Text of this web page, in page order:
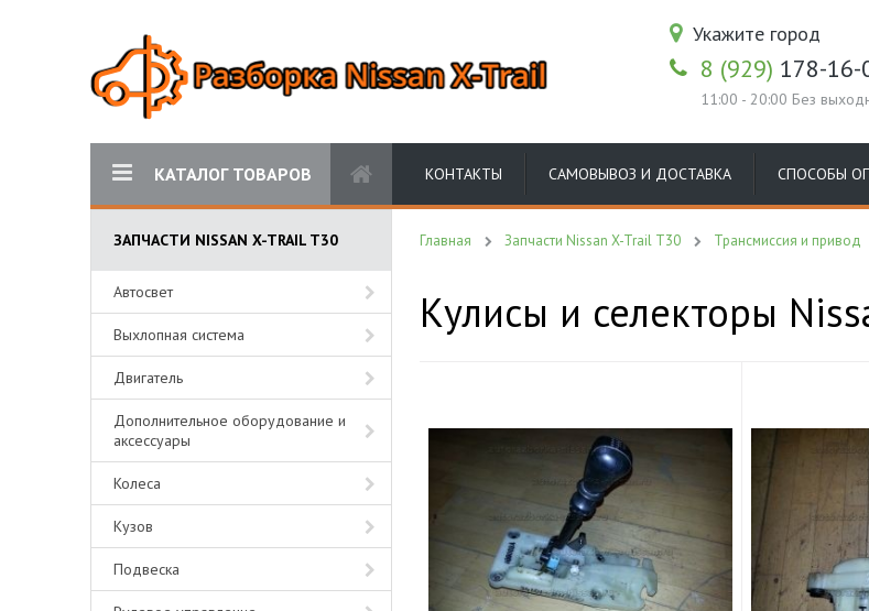
Укажите город
8 (929) 178-16-
11:00 - 20:00 Без
КАТАЛОГ ТОВАРОВ КОНТАКТЫ САМОВЫВОЗ И ДОСТАВКА СПОСОБЫ
ЗАПЧАСТИ NISSAN X-TRAIL T30
Автосвет
Выхлопная система
Двигатель
Дополнительное оборудование и
аксессуары
Колеса
Кузов
Подвеска
Главная Запчасти Nissan X-Trail T30 Трансмиссия и привод
Кулисы и селекторы